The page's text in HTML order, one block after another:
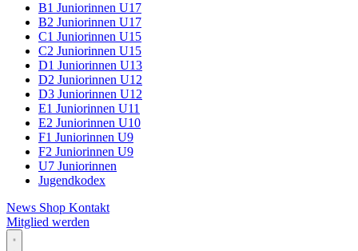
B1 Juniorinnen U17
B2 Juniorinnen U17
C1 Juniorinnen U15
C2 Juniorinnen U15
D1 Juniorinnen U13
D2 Juniorinnen U12
D3 Juniorinnen U12
E1 Juniorinnen U11
E2 Juniorinnen U10
F1 Juniorinnen U9
F2 Juniorinnen U9
U7 Juniorinnen
Jugendkodex
News Shop Kontakt
Mitglied werden